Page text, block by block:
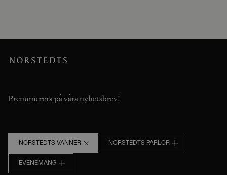
Prenumerera på våra nyhetsbrev!
NORSTEDTS VÄNNER NORSTEDTS PÄRLOR
EVENEMANG